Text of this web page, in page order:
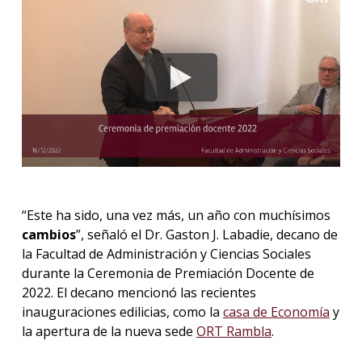
Blog
“Este ha sido, una vez más, un año con muchísimos
cambios”, señaló el Dr. Gaston J. Labadie, decano de
la Facultad de Administración y Ciencias Sociales
durante la Ceremonia de Premiación Docente de
2022. El decano mencionó las recientes
inauguraciones edilicias, como la casa de Economía y
la apertura de la nueva sede ORT Rambla.